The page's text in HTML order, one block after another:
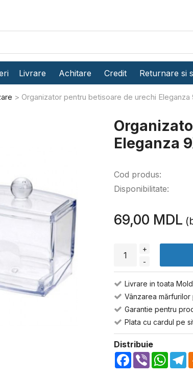
Livrare Achitare Credit Returnare si
Organizator pentru betisoare de urechi
Eleganza
Cod produs:
Disponibilitate:
69,00 MDL
+
-
Livrare in toata
Vânzarea
Garantie pentru
Plata cu cardul pe
Distribuie
Facebook
Viber